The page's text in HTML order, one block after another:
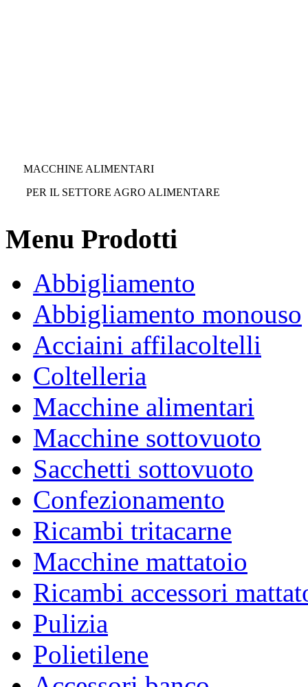
MACCHINE ALIMENTARI
PER IL SETTORE AGRO ALIMENTARE
ABBIGLIAMENTO
A NORMA ALIMENTARE E MONOUSO
Menu Prodotti
Abbigliamento
Abbigliamento monouso
Acciaini affilacoltelli
Coltelleria
Macchine alimentari
Macchine sottovuoto
Sacchetti sottovuoto
Confezionamento
Ricambi tritacarne
Macchine mattatoio
Ricambi accessori
Pulizia
Polietilene